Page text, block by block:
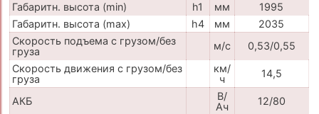
Габаритн. высота (min)
h1 мм
1995
Габаритн. высота (max)
h4 мм
2035
Скорость подъема с грузом/без
груза
м/с
0,53/0,55
Скорость движения с грузом/без
груза
км/
ч
14,5
АКБ
В/
Ач
12/80